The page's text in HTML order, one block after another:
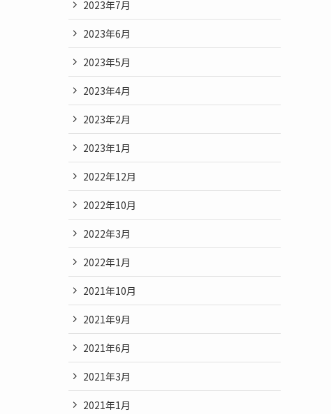
2023年7月
2023年6月
2023年5月
2023年4月
2023年2月
2023年1月
2022年12月
2022年10月
2022年3月
2022年1月
2021年10月
2021年9月
2021年6月
2021年3月
2021年1月